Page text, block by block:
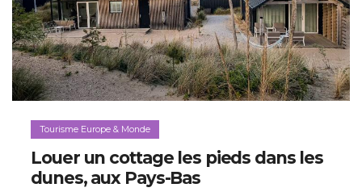
Tourisme Europe & Monde
Louer un cottage les pieds dans les
dunes, aux Pays-Bas